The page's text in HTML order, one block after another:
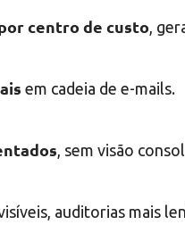
centro de custo ,
em cadeia de e-mails.
, sem visão
auditorias mais